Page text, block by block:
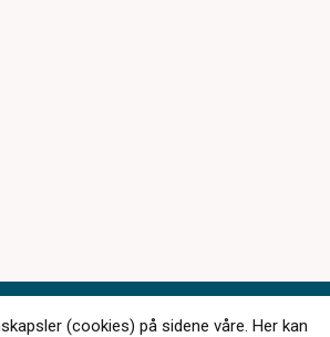
(cookies) på sidene våre. Her kan